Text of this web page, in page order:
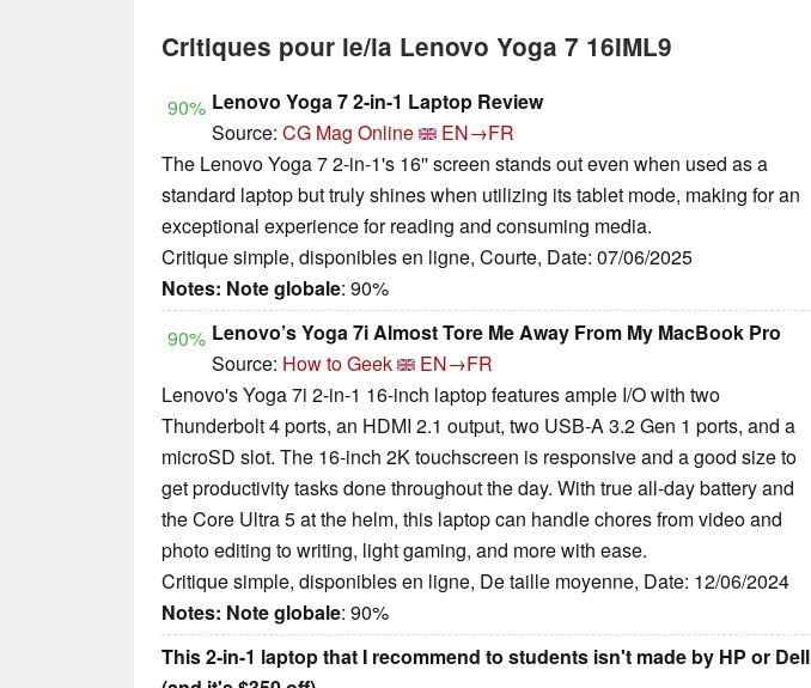
Critiques pour le/la Lenovo Yoga 7 16IML9
90% Lenovo Yoga 7 2-in-1 Laptop Review
Source: CG Mag Online
EN→FR
The Lenovo Yoga 7 2-in-1's 16'' screen stands out even when used as a
standard laptop but truly shines when utilizing its tablet mode, making for an
exceptional experience for reading and consuming media.
Critique simple, disponibles en ligne, Courte, Date: 07/06/2025
Notes: Note globale: 90%
90% Lenovo’s Yoga 7i Almost Tore Me Away From My MacBook Pro
Source: How to Geek
EN→FR
Lenovo's Yoga 7i 2-in-1 16-inch laptop features ample I/O with two
Thunderbolt 4 ports, an HDMI 2.1 output, two USB-A 3.2 Gen 1 ports, and a
microSD slot. The 16-inch 2K touchscreen is responsive and a good size to
get productivity tasks done throughout the day. With true all-day battery and
the Core Ultra 5 at the helm, this laptop can handle chores from video and
photo editing to writing, light gaming, and more with ease.
Critique simple, disponibles en ligne, De taille moyenne, Date: 12/06/2024
Notes: Note globale: 90%
This 2-in-1 laptop that I recommend to students isn't made by HP or Dell